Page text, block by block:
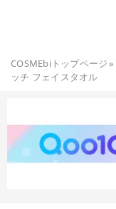
COSMEbiトップページ»
ッチ フェイスタオル